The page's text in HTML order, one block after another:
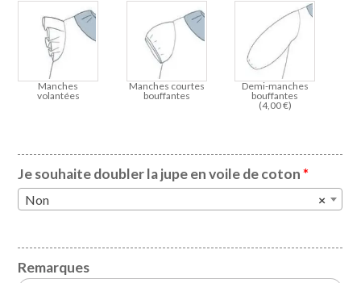
Manches
volantées
Manches courtes
bouffantes
Demi-manches
bouffantes
(4,00€)
Je souhaite doubler la jupe en voile de coton*
×
Non
Remarques